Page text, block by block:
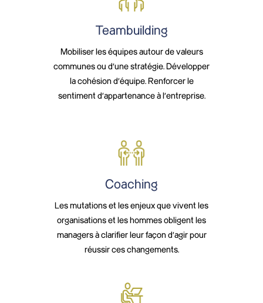
Teambuilding
Mobiliser les équipes autour de valeurs
communes ou d’une stratégie. Développer
la cohésion d’équipe. Renforcer le
sentiment d’appartenance à l’entreprise.
Coaching
Les mutations et les enjeux que vivent les
organisations et les hommes obligent les
managers à clarifier leur façon d’agir pour
réussir ces changements.